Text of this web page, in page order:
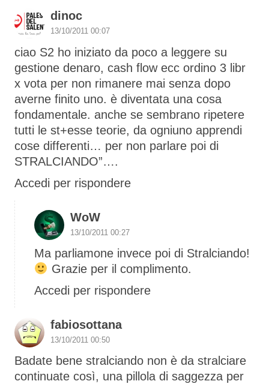
dinoc
13/10/2011 00:07
ciao S2 ho iniziato da poco a leggere su
gestione denaro, cash flow ecc ordino 3 libr
x vota per non rimanere mai senza dopo
averne finito uno. è diventata una cosa
fondamentale. anche se sembrano ripetere
tutti le st+esse teorie, da ogniuno apprendi
cose differenti… per non parlare poi di
STRALCIANDO”….
Accedi per rispondere
WoW
13/10/2011 00:27
Ma parliamone invece poi di Stralciando!
Grazie per il complimento.
Accedi per rispondere
fabiosottana
13/10/2011 00:50
Badate bene stralciando non è da stralciare
continuate così, una pillola di saggezza per